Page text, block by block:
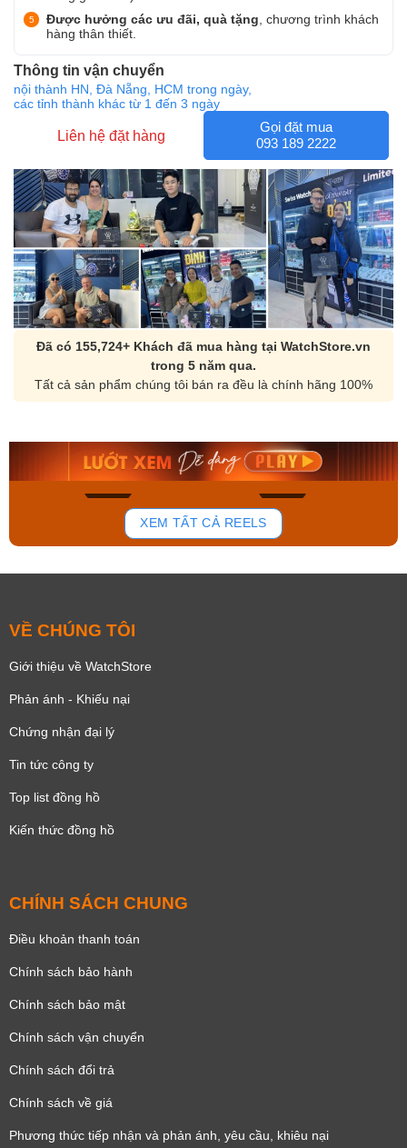
Được hưởng các ưu đãi, quà tặng , chương trình khách
hàng thân thiết.
Thông tin vận chuyển
nội thành HN, Đà Nẵng, HCM trong ngày,
các tỉnh thành khác từ 1 đến 3 ngày
Liên hệ đặt hàng
Gọi đặt mua
093 189 2222
Đã có 155,724+ Khách đã mua hàng tại WatchStore.vn
trong 5 năm qua.
Tất cả sản phẩm chúng tôi bán ra đều là chính hãng 100%
176
Orient Nam RA-
Mua ngay
Casio Nam MTS-
Mua ngay
XEM TẤT CẢ REELS
VỀ CHÚNG TÔI
Giới thiệu về WatchStore
Phản ánh - Khiếu nại
Chứng nhận đại lý
Tin tức công ty
Top list đồng hồ
Kiến thức đồng hồ
CHÍNH SÁCH CHUNG
Điều khoản thanh toán
Chính sách bảo hành
Chính sách bảo mật
Chính sách vận chuyển
Chính sách đổi trả
Chính sách về giá
Phương thức tiếp nhận và phản ánh, yêu cầu, khiêu nại